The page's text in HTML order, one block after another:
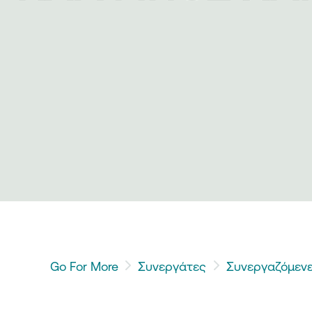
Go For More Συνεργάτες